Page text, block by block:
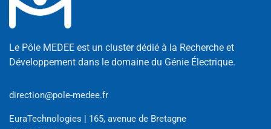
Le Pôle MEDEE est un cluster dédié à la Recherche et
Développement dans le domaine du Génie Électrique.
direction@pole-medee.fr
EuraTechnologies | 165, avenue de Bretagne